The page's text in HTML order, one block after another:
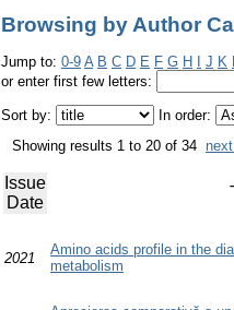
Browsing by Author
Jump to: 0-9 A B C D E F G H J K
or enter first few letters:
Sort by:
In order:
Showing results 1 to 20 of 34
Issue
Date
2021
Amino acids profile in the
metabolism